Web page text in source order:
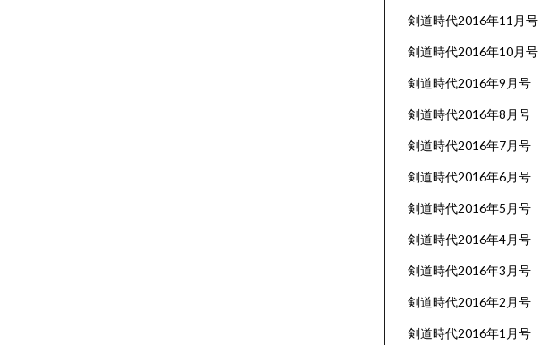
剣道時代2016年11月号
剣道時代2016年10月号
剣道時代2016年9月号
剣道時代2016年8月号
剣道時代2016年7月号
剣道時代2016年6月号
剣道時代2016年5月号
剣道時代2016年4月号
剣道時代2016年3月号
剣道時代2016年2月号
剣道時代2016年1月号